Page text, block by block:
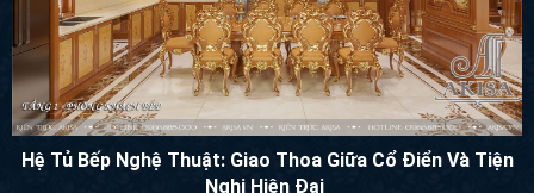
Hệ Tủ Bếp Nghệ Thuật: Giao Thoa Giữa Cổ Điển Và Tiện
Nghi Hiện Đại
Hệ thống tủ bếp hình chữ U ôm trọn khu vực nấu nướng thực sự